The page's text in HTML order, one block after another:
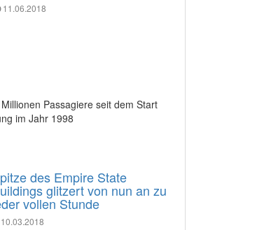
11.06.2018
Passagiere seit dem Start
im Jahr 1998
des Empire State
glitzert von nun an zu
vollen Stunde